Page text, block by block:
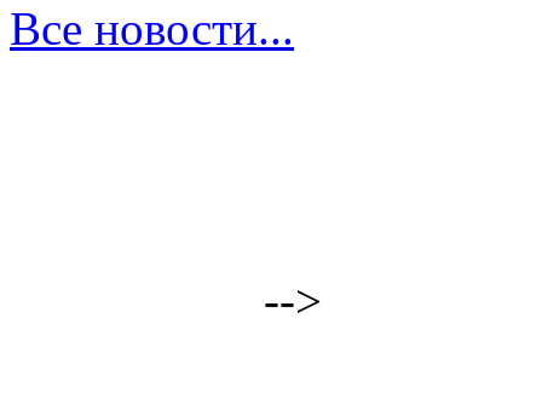
Все новости...
-->